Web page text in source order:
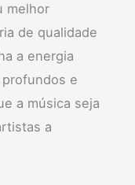
melhor
de qualidade
a energia
e
a música seja
a